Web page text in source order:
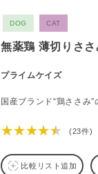
DOG CAT
無薬鶏 薄切りささ
プライムケイズ
国産ブランド“鶏ささみ
★★★★★ (23件)
比較リスト追加